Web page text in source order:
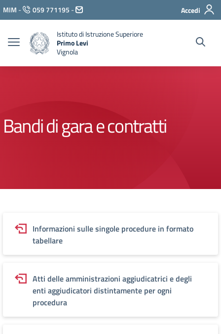
Vai ai contenuti
Vai al menu di navigazione
Vai al footer
MIM - 059 771195 - Accedi
Istituto di Istruzione Superiore
Primo Levi
Vignola
Bandi di gara e contratti
Informazioni sulle singole procedure in formato
tabellare
Atti delle amministrazioni aggiudicatrici e degli
enti aggiudicatori distintamente per ogni
procedura